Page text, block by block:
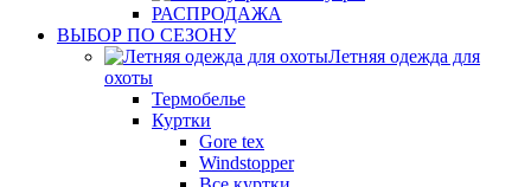
РАСПРОДАЖА
ВЫБОР ПО СЕЗОНУ
Летняя одежда для
охоты
Термобелье
Куртки
Gore tex
Windstopper